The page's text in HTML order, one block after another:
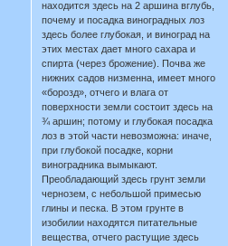
находится здесь на 2 аршина вглубь,
почему и посадка виноградных лоз
здесь более глубокая, и виноград на
этих местах дает много сахара и
спирта (через брожение). Почва же
нижних садов низменна, имеет много
«борозд», отчего и влага от
поверхности земли состоит здесь на
¾ аршин; потому и глубокая посадка
лоз в этой части невозможна: иначе,
при глубокой посадке, корни
виноградника вымыкают.
Преобладающий здесь грунт земли
чернозем, с небольшой примесью
глины и песка. В этом грунте в
изобилии находятся питательные
вещества, отчего растущие здесь